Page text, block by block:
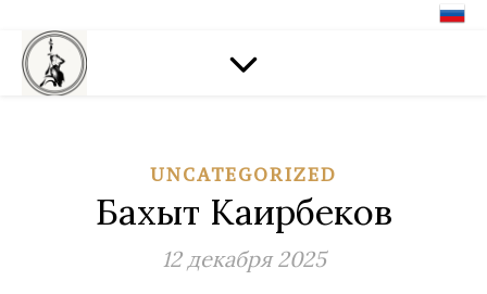
UNCATEGORIZED
Бахыт Каирбеков
12 декабря 2025